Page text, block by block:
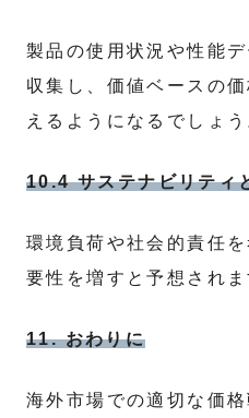
製品の使用状況や性能
収集し、価値ベースの
えるようになるでしょう
10.4 サステナビリティ
環境負荷や社会的責任
要性を増すと予想されま
11. おわりに
海外市場での適切な価